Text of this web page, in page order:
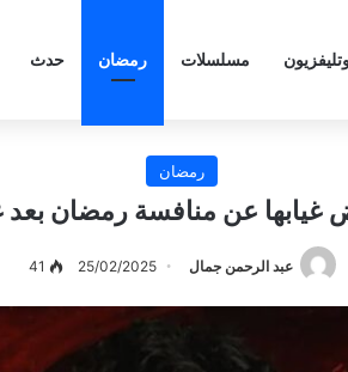
مسلسلات رمضان حدث
رمضان
عن منافسة رمضان بعد غياب 3
عبد الرحمن جمال 25/02/2025
41